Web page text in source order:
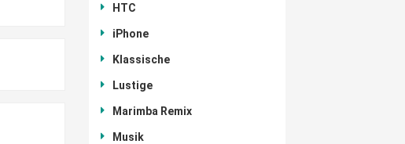
HTC
iPhone
Klassische
Lustige
Marimba Remix
Musik